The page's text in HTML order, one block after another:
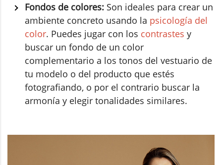
Fondos de colores: Son ideales para crear un
ambiente concreto usando la psicología del
color. Puedes jugar con los contrastes y
buscar un fondo de un color
complementario a los tonos del vestuario de
tu modelo o del producto que estés
fotografiando, o por el contrario buscar la
armonía y elegir tonalidades similares.